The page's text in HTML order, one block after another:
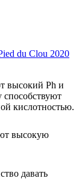
высокий Ph и
способствуют
кислотностью.
высокую
давать